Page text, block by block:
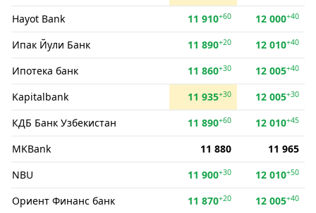
Hayot Bank 11 910+60 12 000+40
Ипак Йули Банк 11 890+20 12 010+40
Ипотека банк 11 860+30 12 005+40
Kapitalbank 11 935+30 12 005+30
КДБ Банк Узбекистан 11 890+60 12 010+45
MKBank 11 880
11 965
NBU
11 900+30 12 010+50
Ориент Финанс банк 11 870+20 12 005+40